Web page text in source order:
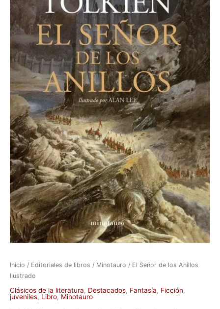
Inicio / Editoriales de libros / Minotauro / El Señor de los Anillos
Ilustrado
Clásicos de la literatura, Destacados, Fantasía, Ficción,
juveniles, Libro, Minotauro